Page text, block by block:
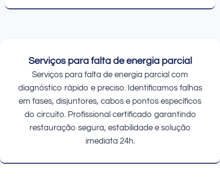
Serviços para falta de energia parcial
Serviços para falta de energia parcial com
diagnóstico rápido e preciso. Identificamos falhas
em fases, disjuntores, cabos e pontos específicos
do circuito. Profissional certificado garantindo
restauração segura, estabilidade e solução
imediata 24h.